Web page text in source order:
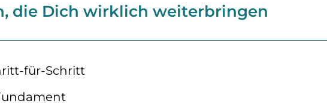
die Dich wirklich weiterbringen
für-Schritt